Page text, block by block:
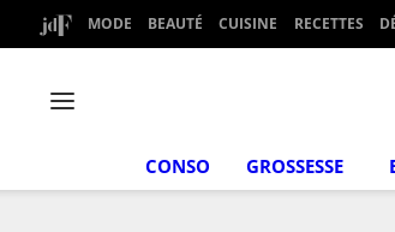
MODE BEAUTÉ CUISINE RECETTES
CONSO GROSSESSE